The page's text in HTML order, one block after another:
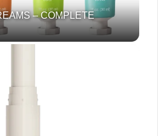
– COMPLETE